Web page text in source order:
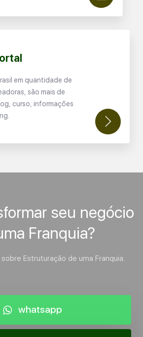
em quantidade de
são mais de
curso, informações
seu negócio
Franquia?
Estruturação de uma Franquia.
whatsapp